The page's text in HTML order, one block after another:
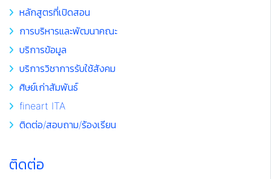
หลักสูตรที่เปิดสอน
การบริหารและพัฒนาคณะ
บริการข้อมูล
บริการวิชาการรับใช้สังคม
ศิษย์เก่าสัมพันธ์
fineart ITA
ติดต่อ/สอบถาม/ร้องเรียน
ติดต่อ